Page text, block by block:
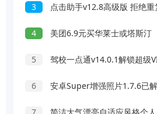
3 点击助手v12.8高级版 拒绝重
4 美团6.9元买华莱士或塔斯汀
5 驾校一点通v14.0.1解锁超级
6 安卓Super增强照片1.7.6已